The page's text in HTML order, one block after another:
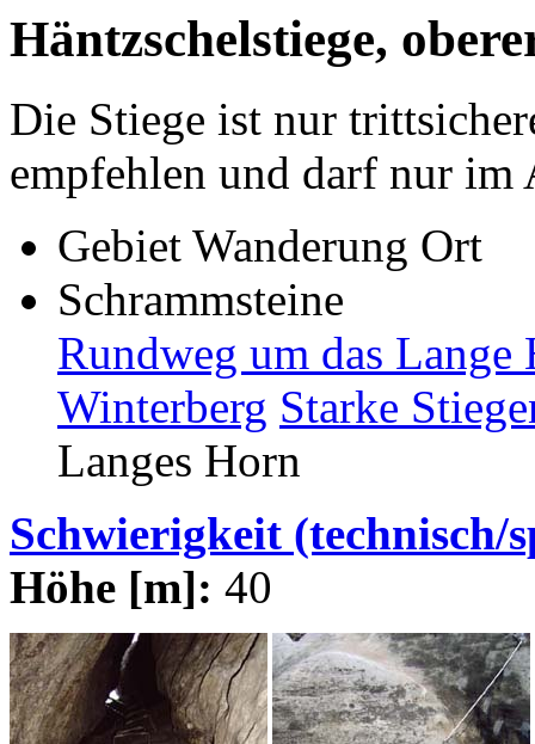
Häntzschelstiege,
Die Stiege ist nur
empfehlen und darf nur im
Gebiet Wanderung Ort
Schrammsteine
Rundweg um das
Winterberg Starke
Langes Horn
Schwierigkeit
Höhe [m]: 40